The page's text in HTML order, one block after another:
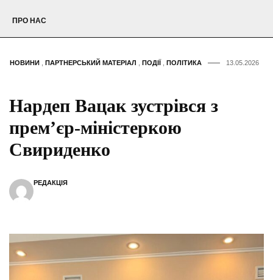
ПРО НАС
НОВИНИ ПАРТНЕРСЬКИЙ МАТЕРІАЛ ПОДІЇ ПОЛІТИКА 13.05.2026
Нардеп Вацак зустрівся з
премʼєр-міністеркою
Свириденко
РЕДАКЦІЯ